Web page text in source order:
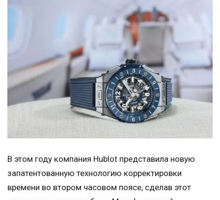
В этом году компания Hublot представила новую
запатентованную технологию корректировки
времени во втором часовом поясе, сделав этот